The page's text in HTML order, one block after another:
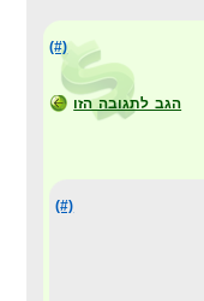
(#)
הגב לתגובה הזו
(#)